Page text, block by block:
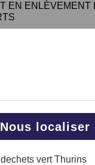
EN ENLÈVEMENT
Nous localiser
vert Thurins